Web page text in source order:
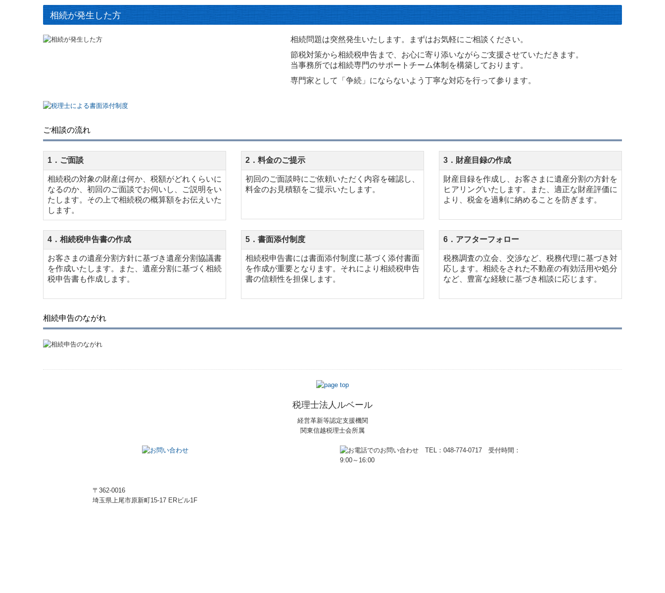
相続が発生した方
相続問題は突然発生いたします。まずはお気軽にご相談ください。
節税対策から相続税申告まで、お心に寄り添いながらご支援させていただきます。
当事務所では相続専門のサポートチーム体制を構築しております。
専門家として「争続」にならないよう丁寧な対応を行って参ります。
ご相談の流れ
1．ご面談
相続税の対象の財産は何か、税額がどれくらいに
なるのか、初回のご面談でお伺いし、ご説明をい
たします。その上で相続税の概算額をお伝えいた
します。
2．料金のご提示
初回のご面談時にご依頼いただく内容を確認し、
料金のお見積額をご提示いたします。
3．財産目録の作成
財産目録を作成し、お客さまに遺産分割の方針を
ヒアリングいたします。また、適正な財産評価に
より、税金を過剰に納めることを防ぎます。
4．相続税申告書の作成
お客さまの遺産分割方針に基づき遺産分割協議書
を作成いたします。また、遺産分割に基づく相続
税申告書も作成します。
5．書面添付制度
相続税申告書には書面添付制度に基づく添付書面
を作成が重要となります。それにより相続税申告
書の信頼性を担保します。
6．アフターフォロー
税務調査の立会、交渉など、税務代理に基づき対
応します。相続をされた不動産の有効活用や処分
など、豊富な経験に基づき相談に応じます。
相続申告のながれ
税理士法人ルベール
経営革新等認定支援機関
関東信越税理士会所属
〒362-0016
埼玉県上尾市原新町15-17 ERビル1F